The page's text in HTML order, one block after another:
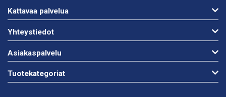
Kattavaa palvelua
Yhteystiedot
Asiakaspalvelu
Tuotekategoriat